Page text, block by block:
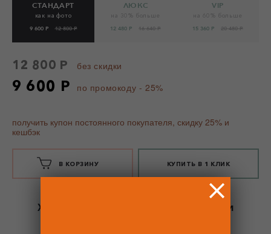
СТАНДАРТ
как на фото
9 600 Р 12 800 Р
ЛЮКС
12 480 Р 16 640 Р
VIP
15 360 Р 20 480 Р
12 800 Р без скидки
9 600 Р по промокоду - 25%
получить купон постоянного покупателя, скидку 25% и
кешбэк
В КОРЗИНУ КУПИТЬ В 1 КЛИК
Хотите сразу
и